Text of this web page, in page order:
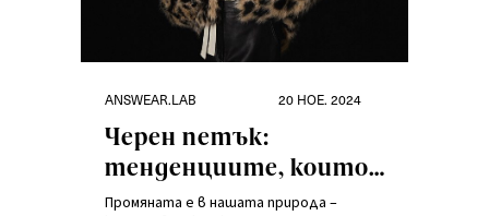
Категории
ANSWEAR.LAB Публикувано20 НОЕ. 2024
Черен петък:
тенденциитe, които
искат да останат с
Промяната е в нашата природа –